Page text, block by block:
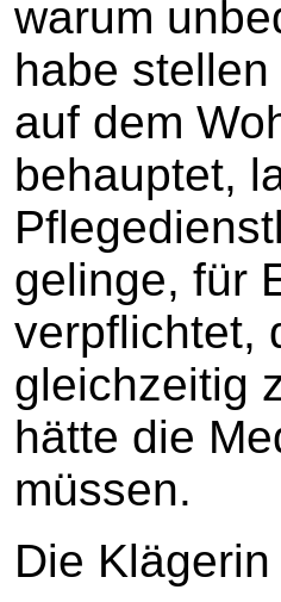
warum
habe
auf dem
behauptet,
gelinge, für
verpflichtet,
gleichzeitig
hätte die
müssen.
Die